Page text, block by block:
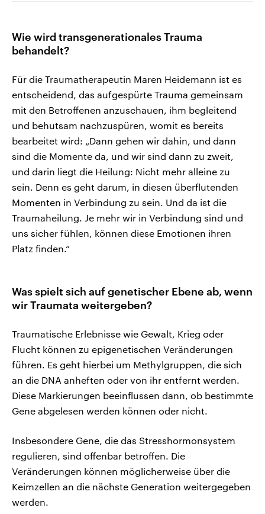
Wie wird transgenerationales Trauma
behandelt?
Für die Traumatherapeutin Maren Heidemann ist es
entscheidend, das aufgespürte Trauma gemeinsam
mit den Betroffenen anzuschauen, ihm begleitend
und behutsam nachzuspüren, womit es bereits
bearbeitet wird: „Dann gehen wir dahin, und dann
sind die Momente da, und wir sind dann zu zweit,
und darin liegt die Heilung: Nicht mehr alleine zu
sein. Denn es geht darum, in diesen überflutenden
Momenten in Verbindung zu sein. Und da ist die
Traumaheilung. Je mehr wir in Verbindung sind und
uns sicher fühlen, können diese Emotionen ihren
Platz finden.“
Was spielt sich auf genetischer Ebene ab, wenn
wir Traumata weitergeben?
Traumatische Erlebnisse wie Gewalt, Krieg oder
Flucht können zu epigenetischen Veränderungen
führen. Es geht hierbei um Methylgruppen, die sich
an die DNA anheften oder von ihr entfernt werden.
Diese Markierungen beeinflussen dann, ob bestimmte
Gene abgelesen werden können oder nicht.
Insbesondere Gene, die das Stresshormonsystem
regulieren, sind offenbar betroffen. Die
Veränderungen können möglicherweise über die
Keimzellen an die nächste Generation weitergegeben
werden.